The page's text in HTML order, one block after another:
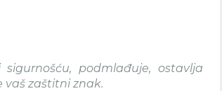
podmlađuje, ostavlja
vaš zaštitni znak.